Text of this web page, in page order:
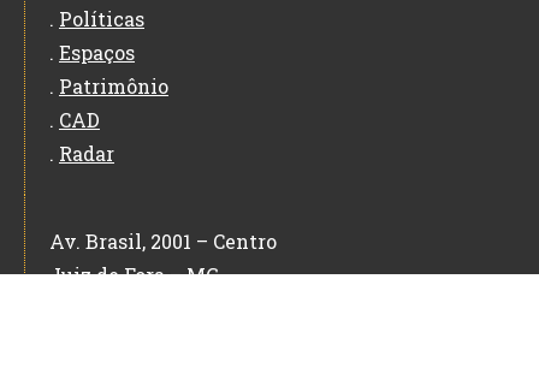
. Políticas
. Espaços
. Patrimônio
. CAD
. Radar
Av. Brasil, 2001 – Centro
Juiz de Fora – MG